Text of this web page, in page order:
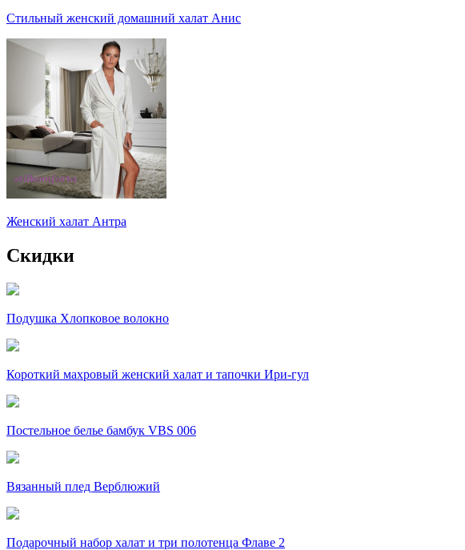
Стильный женский домашний халат Анис
Женский халат Антра
Скидки
Подушка Хлопковое волокно
Короткий махровый женский халат и тапочки Ири-гул
Постельное белье бамбук VBS 006
Вязанный плед Верблюжий
Подарочный набор халат и три полотенца Флаве 2